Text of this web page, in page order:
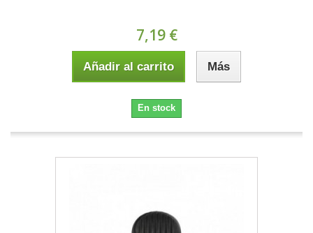
7,19 €
Añadir al carrito Más
En stock